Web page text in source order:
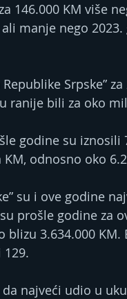
146.000 KM više
manje nego
Srpske”
ranije bili za oko
godine su iznosili
odnosno oko
su i ove godine
prošle godine za
3.634.000
najveći udio u